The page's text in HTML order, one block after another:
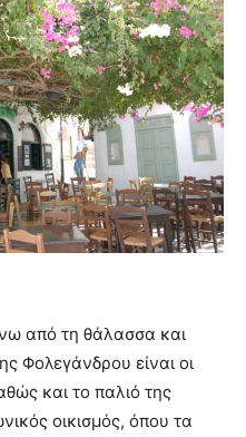
από τη θάλασσα και
Φολεγάνδρου είναι οι
και το παλιό της
οικισμός, όπου τα